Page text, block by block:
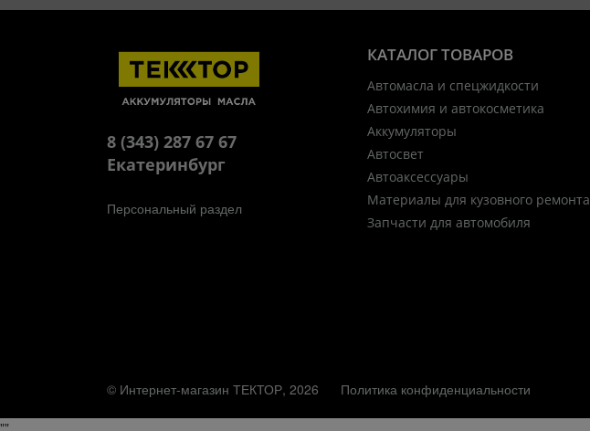
КАТАЛОГ ТОВАРОВ
Автомасла и спецжидкости
Автохимия и автокосметика
Аккумуляторы
Автосвет
Автоаксессуары
Материалы для кузовного ремонта
Запчасти для автомобиля
8 (343) 287 67 67
Екатеринбург
Персональный раздел
© Интернет-магазин ТЕКТОР, 2026 Политика конфиденциальности
""